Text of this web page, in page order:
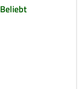
Beliebt